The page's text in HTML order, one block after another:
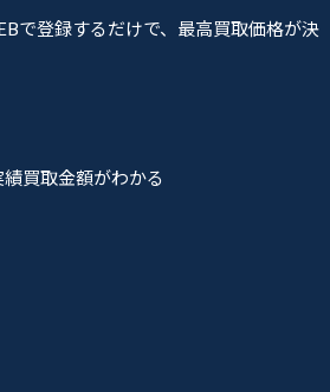
で登録するだけで、最高買取価格が決
買取金額がわかる